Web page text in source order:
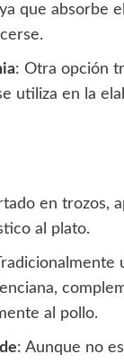
que absorbe
: Otra opción
utiliza en la
en trozos,
al plato.
al pollo.
: Aunque no